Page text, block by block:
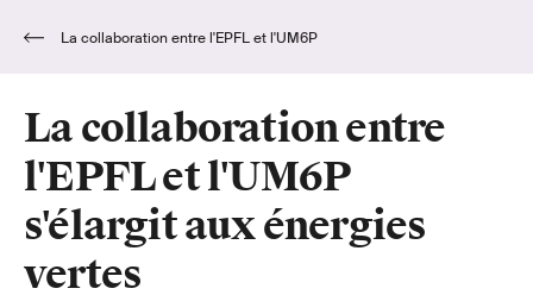
La collaboration entre
l'EPFL et l'UM6P
s'élargit aux énergies
vertes